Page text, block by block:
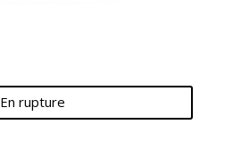
En rupture